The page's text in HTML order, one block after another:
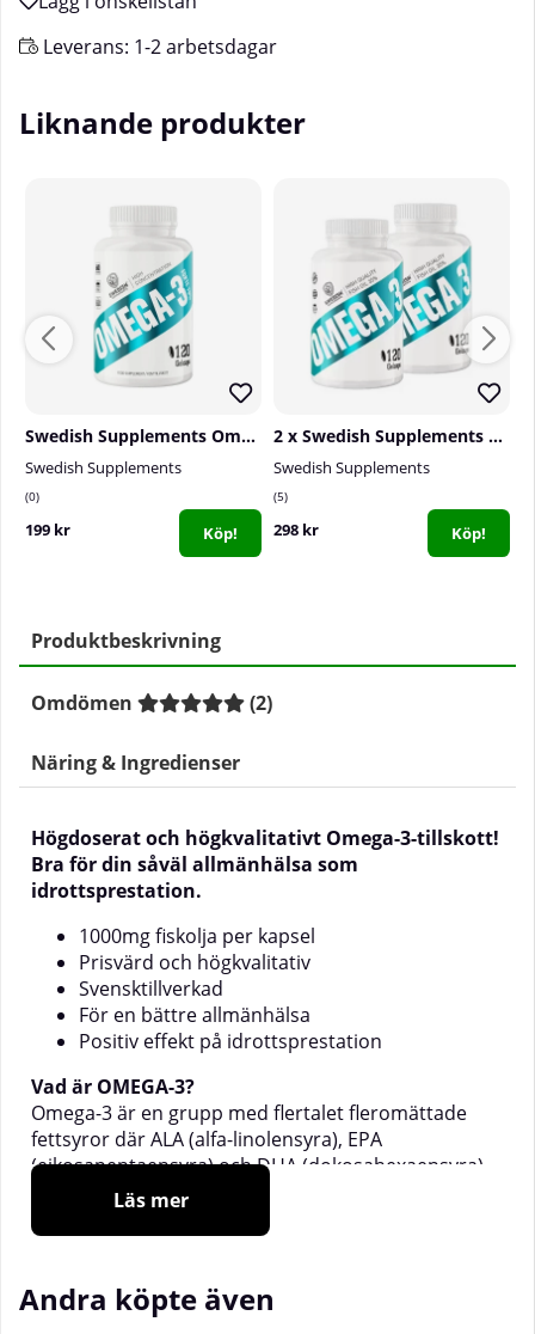
Leverans: 1-2 arbetsdagar
Liknande produkter
Swedish Supplements Omega-3 Forte 70%, 120 caps
Swedish Supplements
0
199 kr Köp!
2 x Swedish Supplements Omega-3, 120 caps
Swedish Supplements
5
298 kr Köp!
Produktbeskrivning
Omdömen (2)
Näring & Ingredienser
Högdoserat och högkvalitativt Omega-3-tillskott!
Bra för din såväl allmänhälsa som
idrottsprestation.
1000mg fiskolja per kapsel
Prisvärd och högkvalitativ
Svensktillverkad
För en bättre allmänhälsa
Positiv effekt på idrottsprestation
Vad är OMEGA-3?
Omega-3 är en grupp med flertalet fleromättade
fettsyror där ALA (alfa-linolensyra), EPA
(eikosapentaensyra) och DHA (dokosahexaensyra)
är de tre viktigaste. Kroppen kan inte tillverka dessa
oss människor och vi måste därför få i oss de via
hälsomässiga som träningsrelaterade fördelar för
oss. Bland annat behövs de för att vår kropp skall
Läs mer
Andra köpte även